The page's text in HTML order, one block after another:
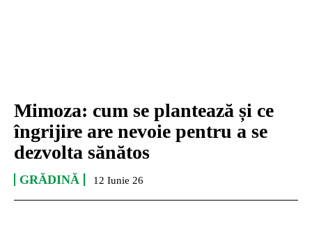
Mimoza: cum se plantează și ce
îngrijire are nevoie pentru a se
dezvolta sănătos
GRĂDINĂ 12 Iunie 26